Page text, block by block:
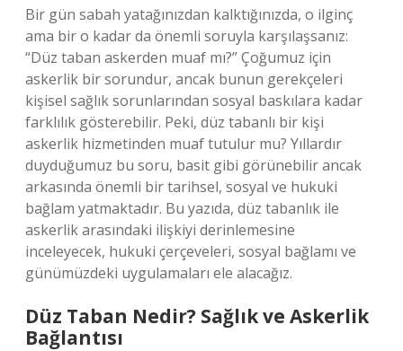
Bir gün sabah yatağınızdan kalktığınızda, o ilginç
ama bir o kadar da önemli soruyla karşılaşsanız:
“Düz taban askerden muaf mı?” Çoğumuz için
askerlik bir sorundur, ancak bunun gerekçeleri
kişisel sağlık sorunlarından sosyal baskılara kadar
farklılık gösterebilir. Peki, düz tabanlı bir kişi
askerlik hizmetinden muaf tutulur mu? Yıllardır
duyduğumuz bu soru, basit gibi görünebilir ancak
arkasında önemli bir tarihsel, sosyal ve hukuki
bağlam yatmaktadır. Bu yazıda, düz tabanlık ile
askerlik arasındaki ilişkiyi derinlemesine
inceleyecek, hukuki çerçeveleri, sosyal bağlamı ve
günümüzdeki uygulamaları ele alacağız.
Düz Taban Nedir? Sağlık ve Askerlik
Bağlantısı